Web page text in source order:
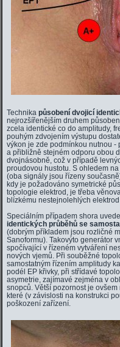
Technikapůsobení dvojicí
nejrozšířenějším druhem
zcela identické co do amplitudy,
pouhým zdvojením výstupu
výkon je zde podmínkou nutnou
a přibližně stejném odporu obou
dvojnásobně, což v případě
proudovou hustotu. S ohledem
(oba signály jsou řízeny
kdy je požadováno symetrické
topologie elektrod, je třeba
blízkému nestejnolehlých
Speciálním případem shora
identických průběhů se
(dobrým příkladem jsou rozličné
Sanoformu). Takovýto generátor
spočívající v řízeném vytváření
nových vjemů. Při souběžné
samostatným řízením amplitudy
podél EP křivky, při střídavé
asymetrie, zajímavé zejména v
snopců. Větší pozornost je
které (v závislosti na konstrukci
poškození zařízení.